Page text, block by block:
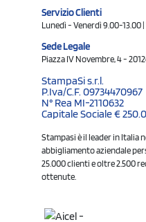
Servizio Clienti
Lunedì - Venerdì 9.00-13.00
Sede Legale
Piazza IV Novembre, 4 -
StampaSi s.r.l.
P.Iva/C.F. 09734470967
N° Rea MI-2110632
Capitale Sociale €
Stampasi è il leader in Italia
abbigliamento aziendale
25.000 clienti e oltre 2.500
ottenute.